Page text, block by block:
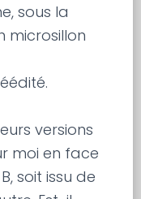
sous la
microsillon
versions
moi en face
soit issu de